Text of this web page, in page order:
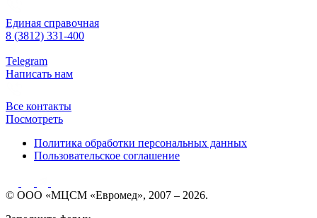
Единая справочная
8 (3812) 331-400
Telegram
Написать нам
Все контакты
Посмотреть
Политика обработки персональных данных
Пользовательское соглашение
© ООО «МЦСМ «Евромед», 2007 – 2026.